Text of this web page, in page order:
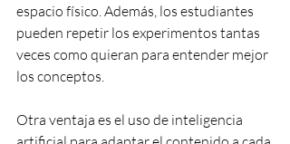
espacio físico. Además, los estudiantes
pueden repetir los experimentos tantas
veces como quieran para entender mejor
los conceptos.
Otra ventaja es el uso de inteligencia